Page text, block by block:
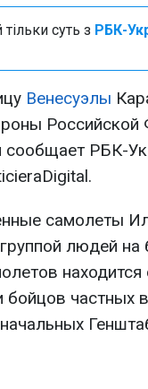
суть з РБК-
Венесуэлы
Российской
сообщает РБК-
самолеты
людей на
бойцов частных